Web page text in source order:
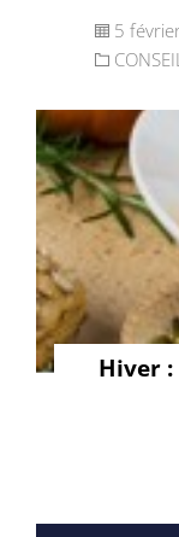
5
Hiver